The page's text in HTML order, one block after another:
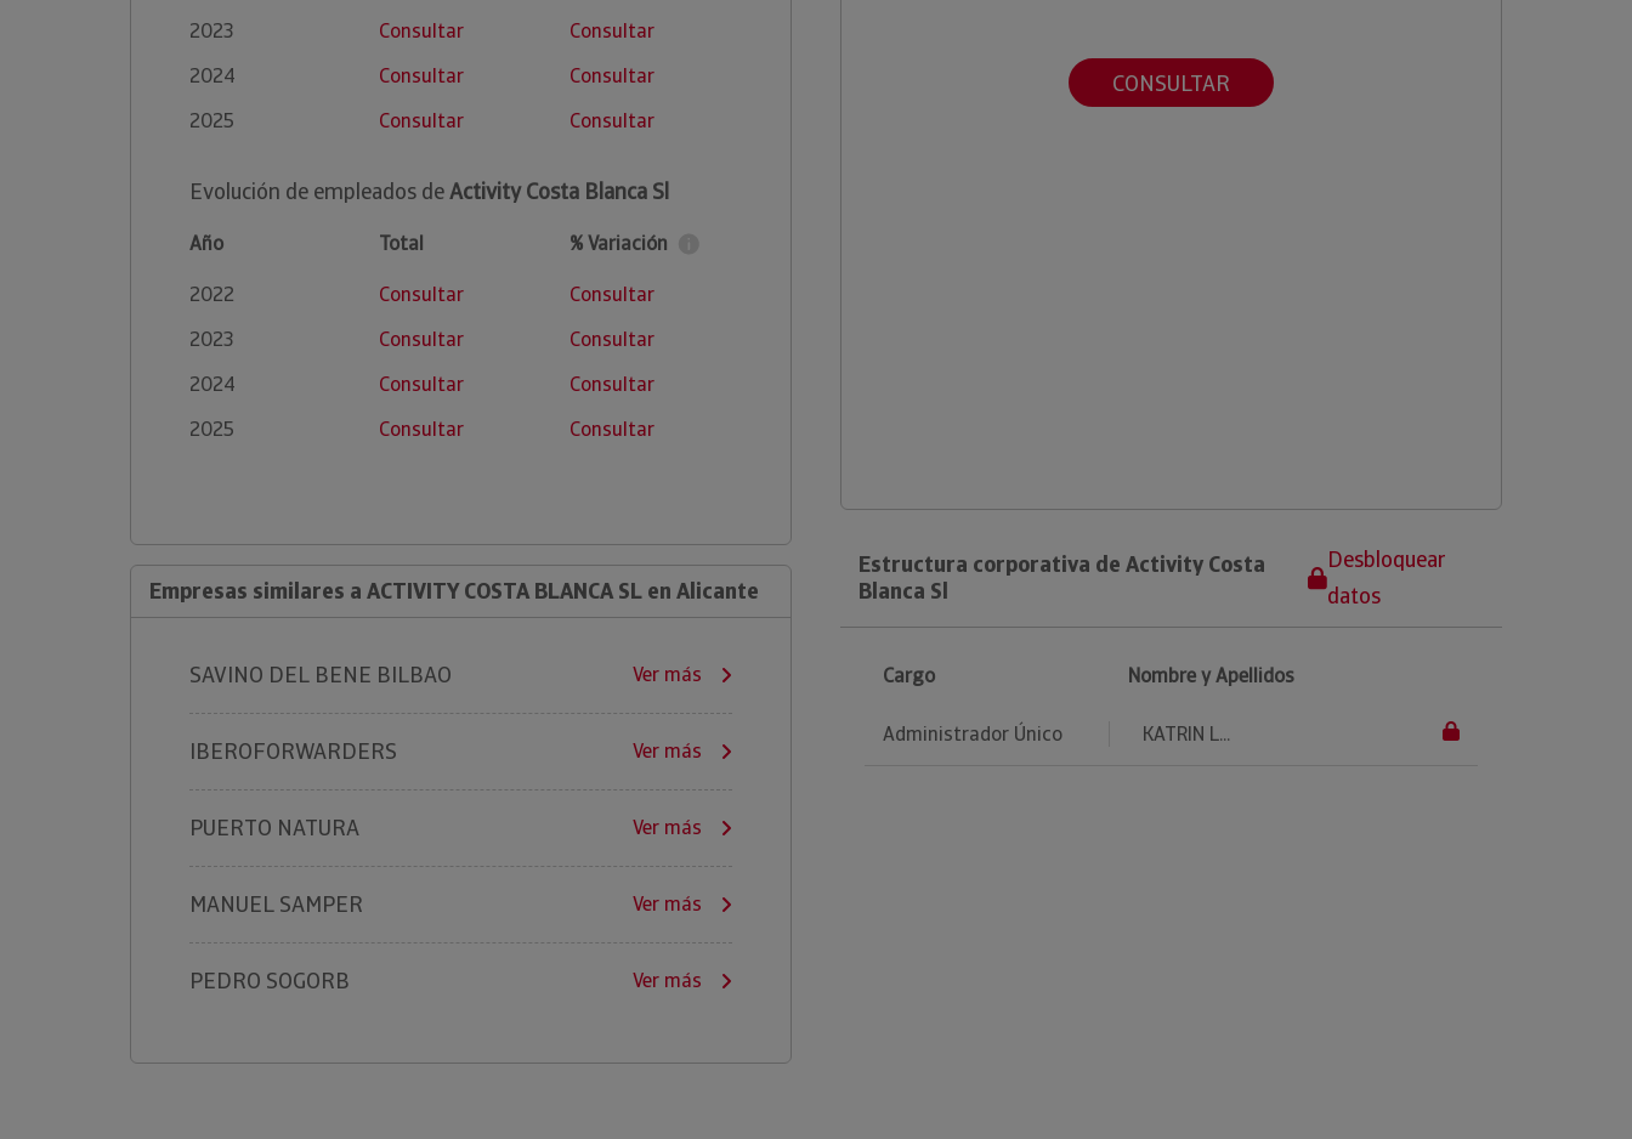
2023
Consultar
Consultar
2024
Consultar
Consultar
2025
Consultar Consultar
Evolución de empleados deActivity Costa Blanca Sl
Año Total
% Variación
2022
Consultar
Consultar
2023
Consultar
Consultar
2024
Consultar
Consultar
2025
Consultar Consultar
Empresas similares a ACTIVITY COSTA BLANCA SL en Alicante
SAVINO DEL BENE BILBAO Ver más
IBEROFORWARDERS Ver más
PUERTO NATURA Ver más
MANUEL SAMPER Ver más
PEDRO SOGORB Ver más
CONSULTAR
Estructura corporativa de Activity Costa
Blanca Sl
Desbloquear
datos
Cargo Nombre y Apellidos
Administrador Único KATRIN L...